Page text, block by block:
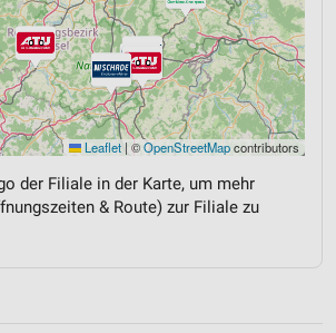
Leaflet | ©OpenStreetMapcontributors
der Filiale in der Karte, um mehr
& Route) zur Filiale zu